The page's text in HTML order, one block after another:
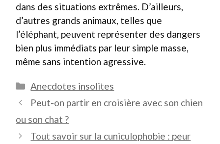
dans des situations extrêmes. D’ailleurs,
d’autres grands animaux, telles que
l’éléphant, peuvent représenter des dangers
bien plus immédiats par leur simple masse,
même sans intention agressive.
Catégories
Anecdotes insolites
Peut-on partir en croisière avec son chien
ou son chat ?
Tout savoir sur la cuniculophobie : peur